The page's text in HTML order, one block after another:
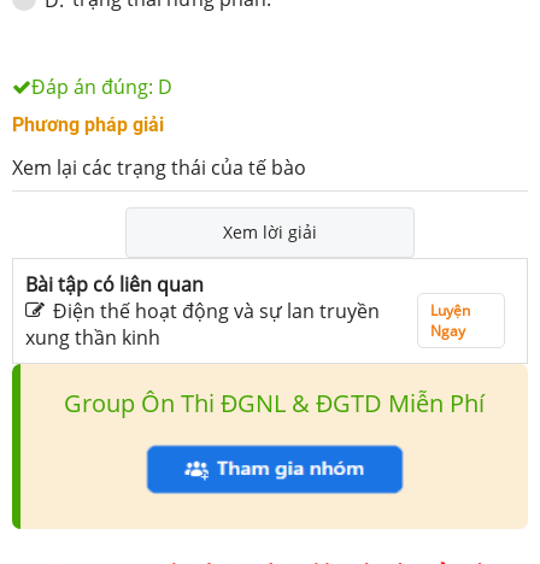
Đáp án đúng: D
Phương pháp giải
Xem lại các trạng thái của tế bào
Xem lời giải
Bài tập có liên quan
Điện thế hoạt động và sự lan truyền
xung thần kinh
Luyện
Ngay
Group Ôn Thi ĐGNL & ĐGTD Miễn Phí